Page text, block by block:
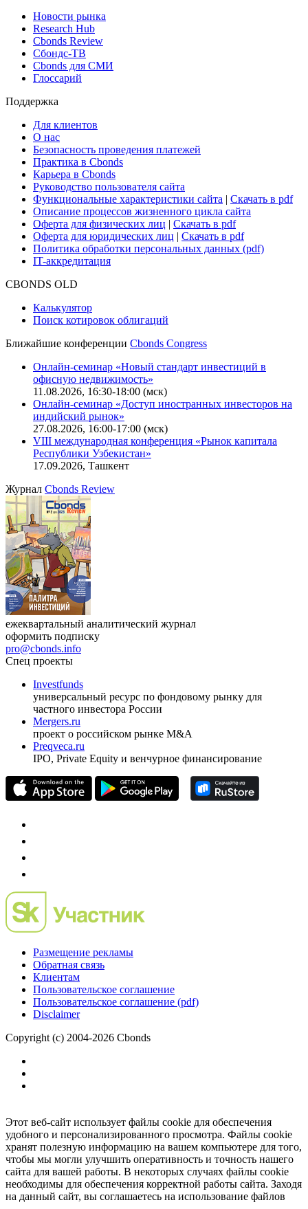
Новости рынка
Research Hub
Cbonds Review
Сбондс-ТВ
Cbonds для СМИ
Глоссарий
Поддержка
Для клиентов
О нас
Безопасность проведения платежей
Практика в Cbonds
Карьера в Cbonds
Руководство пользователя сайта
Функциональные характеристики сайта | Скачать в pdf
Описание процессов жизненного цикла сайта
Оферта для физических лиц | Скачать в pdf
Оферта для юридических лиц | Скачать в pdf
Политика обработки персональных данных (pdf)
IT-аккредитация
CBONDS OLD
Калькулятор
Поиск котировок облигаций
Ближайшие конференции Cbonds Congress
Онлайн-семинар «Новый стандарт инвестиций в
офисную недвижимость»
11.08.2026, 16:30-18:00 (мск)
Онлайн-семинар «Доступ иностранных инвесторов на
индийский рынок»
27.08.2026, 16:00-17:00 (мск)
VIII международная конференция «Рынок капитала
Республики Узбекистан»
17.09.2026, Ташкент
Журнал Cbonds Review
ежеквартальный аналитический журнал
оформить подписку
pro@cbonds.info
Спец проекты
Investfunds
универсальный ресурс по фондовому рынку для
частного инвестора России
Mergers.ru
проект о российском рынке M&A
Preqveca.ru
IPO, Private Equity и венчурное финансирование
Размещение рекламы
Обратная связь
Клиентам
Пользовательское соглашение
Пользовательское соглашение (pdf)
Disclaimer
Copyright (c) 2004-2026 Cbonds
Этот веб-сайт использует файлы cookie для обеспечения
удобного и персонализированного просмотра. Файлы cookie
хранят полезную информацию на вашем компьютере для того,
чтобы мы могли улучшить оперативность и точность нашего
сайта для вашей работы. В некоторых случаях файлы cookie
необходимы для обеспечения корректной работы сайта. Заходя
на данный сайт, вы соглашаетесь на использование файлов